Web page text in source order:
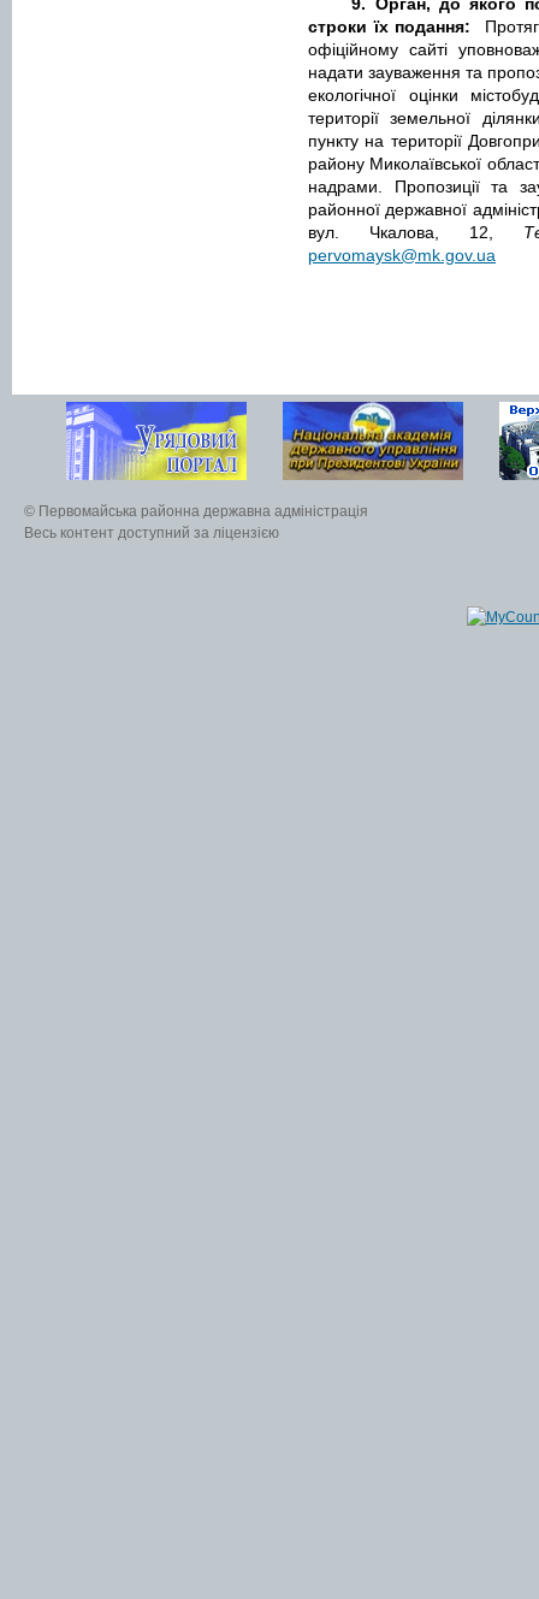
строки їх подання:
офіційному сайті
надати зауваження та
екологічної оцінки
території земельної
пункту на території
району Миколаївської
надрами. Пропозиції та
районної державної
вул. Чкалова, 12,
pervomaysk@mk.gov.ua
© Первомайська районна державна адміністрація
Весь контент доступний за ліцензією